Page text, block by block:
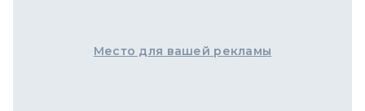
Место для вашей рекламы